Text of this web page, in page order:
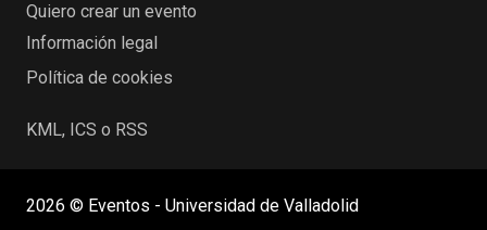
Quiero crear un evento
Información legal
Política de cookies
KML, ICS o RSS
2026 © Eventos - Universidad de Valladolid